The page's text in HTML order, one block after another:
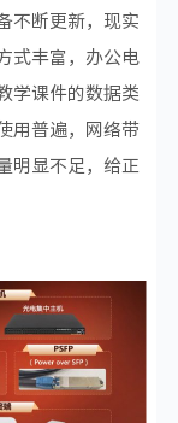
不断更新，现实
式丰富，办公电
学课件的数据类
用普遍，网络带
明显不足，给正